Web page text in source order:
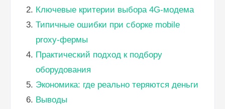
Ключевые критерии выбора 4G-модема
Типичные ошибки при сборке mobile
proxy-фермы
Практический подход к подбору
оборудования
Экономика: где реально теряются деньги
Выводы